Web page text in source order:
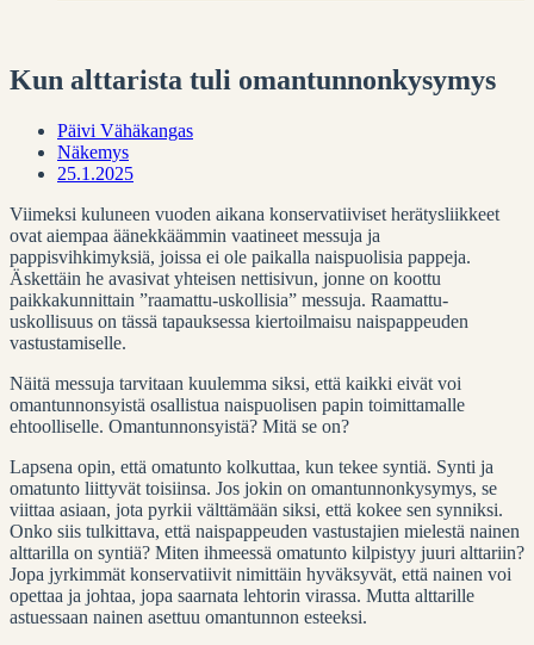
Kun alttarista tuli omantunnonkysymys
Päivi Vähäkangas
Näkemys
25.1.2025
Viimeksi kuluneen vuoden aikana konservatiiviset herätysliikkeet
ovat aiempaa äänekkäämmin vaatineet messuja ja
pappisvihkimyksiä, joissa ei ole paikalla naispuolisia pappeja.
Äskettäin he avasivat yhteisen nettisivun, jonne on koottu
paikkakunnittain ”raamattu-uskollisia” messuja. Raamattu-
uskollisuus on tässä tapauksessa kiertoilmaisu naispappeuden
vastustamiselle.
Näitä messuja tarvitaan kuulemma siksi, että kaikki eivät voi
omantunnonsyistä osallistua naispuolisen papin toimittamalle
ehtoolliselle. Omantunnonsyistä? Mitä se on?
Lapsena opin, että omatunto kolkuttaa, kun tekee syntiä. Synti ja
omatunto liittyvät toisiinsa. Jos jokin on omantunnonkysymys, se
viittaa asiaan, jota pyrkii välttämään siksi, että kokee sen synniksi.
Onko siis tulkittava, että naispappeuden vastustajien mielestä nainen
alttarilla on syntiä? Miten ihmeessä omatunto kilpistyy juuri alttariin?
Jopa jyrkimmät konservatiivit nimittäin hyväksyvät, että nainen voi
opettaa ja johtaa, jopa saarnata lehtorin virassa. Mutta alttarille
astuessaan nainen asettuu omantunnon esteeksi.